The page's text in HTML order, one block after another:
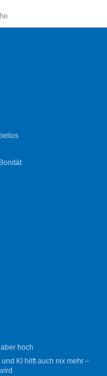
hoch
KI hilft auch nix mehr –